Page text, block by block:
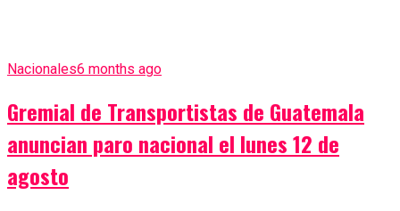
Nacionales6 months ago
Gremial de Transportistas de Guatemala
anuncian paro nacional el lunes 12 de
agosto